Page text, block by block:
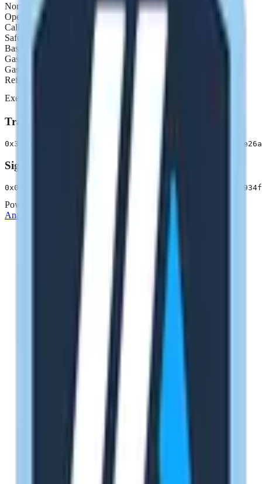
Nonce
116270
Operation
Call
Safe Tx Gas
Base Gas
Gas Price
Gas Token
Refund Receiver
Executor
0x3f90...Dee8
Transaction Data
Signatures
Powered by
Analytics